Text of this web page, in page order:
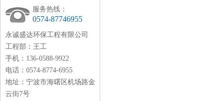
服务热线：
0574-87746955
永诚盛达环保工程有限公司
工程部：王工
手机：136-0588-9922
电话：0574-8774-6955
地址：宁波市海曙区机场路金
云街7号